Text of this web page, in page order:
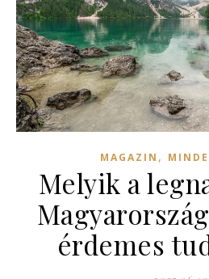
MAGAZIN ,
Melyik a
érdemes